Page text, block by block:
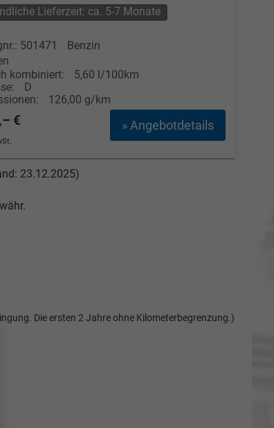
Lieferzeit: ca. 5-7 Monate
501471
Benzin
kombiniert:
5,60 l/100km
D
126,00 g/km
» Angebotdetails
€
23.12.2025)
Die ersten 2 Jahre ohne Kilometerbegrenzung.)